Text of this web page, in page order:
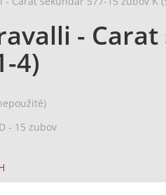
-
4)
- 15 zubov